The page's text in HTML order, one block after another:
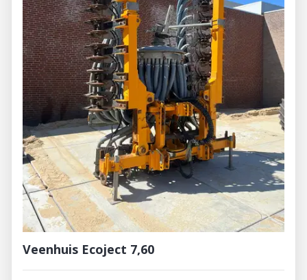
Veenhuis Ecoject 7,60